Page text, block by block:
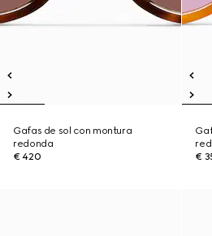
Gafas de sol con montura
redonda
€ 420
€